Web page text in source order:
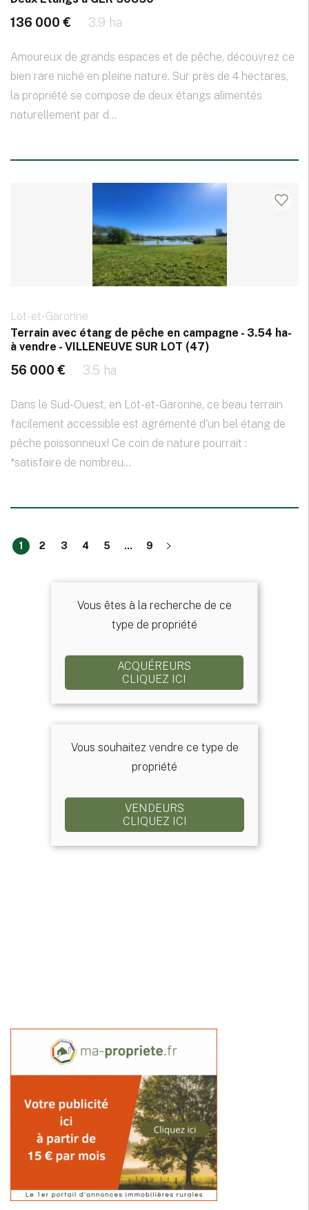
136 000 € 3.9 ha
Amoureux de grands espaces et de pêche, découvrez ce
bien rare niché en pleine nature. Sur près de 4 hectares,
la propriété se compose de deux étangs alimentés
naturellement par d...
Lot-et-Garonne
Terrain avec étang de pêche en campagne - 3.54 ha-
à vendre - VILLENEUVE SUR LOT (47)
56 000 € 3.5 ha
Dans le Sud-Ouest, en Lot-et-Garonne, ce beau terrain
facilement accessible est agrémenté d'un bel étang de
pêche poissonneux! Ce coin de nature pourrait :
*satisfaire de nombreu...
1 2 3 4 5 ... 9
Vous êtes à la recherche de ce
type de propriété
ACQUÉREURS
CLIQUEZ ICI
Vous souhaitez vendre ce type de
propriété
VENDEURS
CLIQUEZ ICI